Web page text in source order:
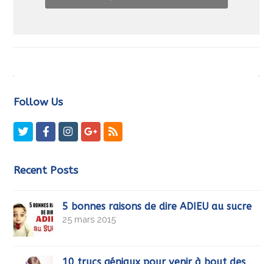
Follow Us
TwitterFacebookInstagramGooglePlus
RSS
Recent Posts
5 bonnes raisons de dire ADIEU au sucre
25 mars 2015